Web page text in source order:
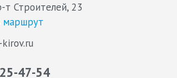
т Строителей, 23
маршрут
25-47-54